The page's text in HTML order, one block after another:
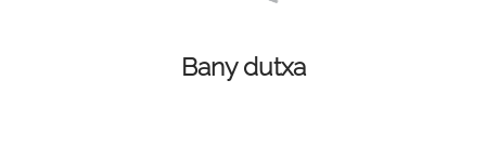
Bany dutxa